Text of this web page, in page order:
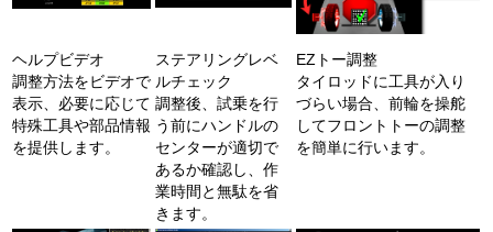
ヘルプビデオ
調整方法をビデオで
表示、必要に応じて
特殊工具や部品情報
を提供します。
ステアリングレベ
ルチェック
調整後、試乗を行
う前にハンドルの
センターが適切で
あるか確認し、作
業時間と無駄を省
きます。
EZトー調整
タイロッドに工具が入り
づらい場合、前輪を操舵
してフロントトーの調整
を簡単に行います。